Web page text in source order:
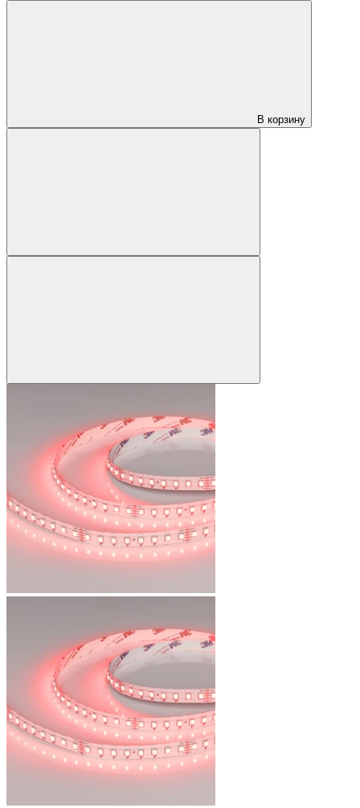
В корзину